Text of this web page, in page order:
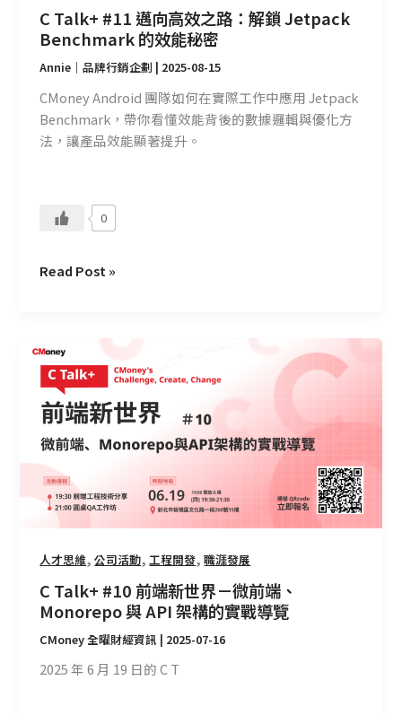
C Talk+ #11 邁向高效之路：解鎖 Jetpack
Benchmark 的效能秘密
Annie｜品牌行銷企劃 | 2025-08-15
CMoney Android 團隊如何在實際工作中應用 Jetpack
Benchmark，帶你看懂效能背後的數據邏輯與優化方
法，讓產品效能顯著提升。
0
的
效
秘
密
Read Post »
人才思維,公司活動, 工程開發,職涯發展
C Talk+ #10 前端新世界－微前端、
Monorepo 與 API 架構的實戰導覽
CMoney 全曜財經資訊 | 2025-07-16
2025 年 6 月 19 日的 C T
C
Talk+
#10
前
端
新
世
界
前
端、
Monorepo
API
架